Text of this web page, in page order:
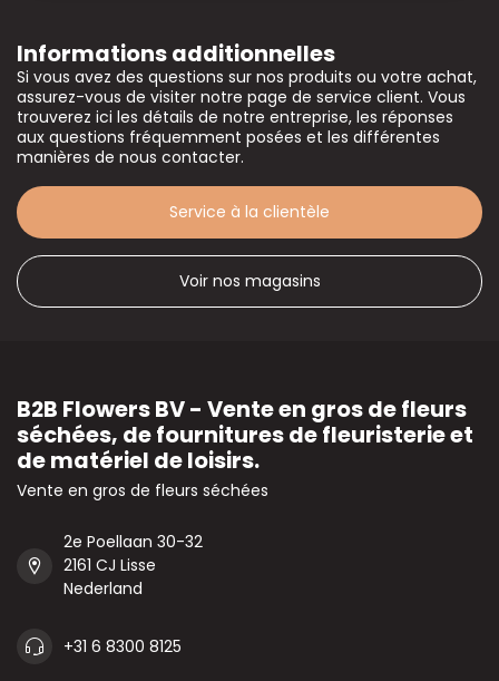
Informations additionnelles
Si vous avez des questions sur nos produits ou votre achat,
assurez-vous de visiter notre page de service client. Vous
trouverez ici les détails de notre entreprise, les réponses
aux questions fréquemment posées et les différentes
manières de nous contacter.
Service à la clientèle
Voir nos magasins
B2B Flowers BV - Vente en gros de fleurs
séchées, de fournitures de fleuristerie et
de matériel de loisirs.
Vente en gros de fleurs séchées
2e Poellaan 30-32
2161 CJ Lisse
Nederland
+31 6 8300 8125